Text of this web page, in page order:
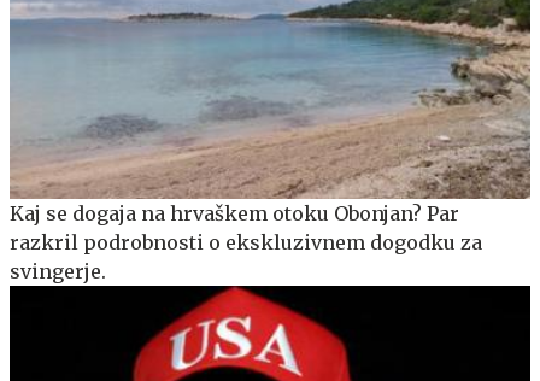
Kaj se dogaja na hrvaškem otoku Obonjan? Par
razkril podrobnosti o ekskluzivnem dogodku za
svingerje.